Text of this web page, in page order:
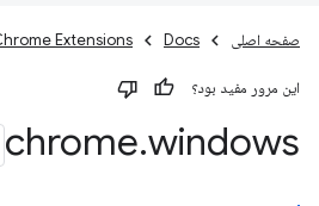
صفحه اصلی Docs
Extensions
این مرور مفید بود؟
chrome.windows